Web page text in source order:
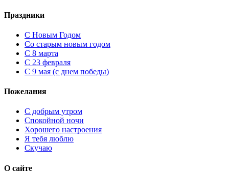
Праздники
C Новым Годом
Cо старым новым годом
С 8 марта
С 23 февраля
С 9 мая (с днем победы)
Пожелания
С добрым утром
Спокойной ночи
Хорошего настроения
Я тебя люблю
Скучаю
О сайте